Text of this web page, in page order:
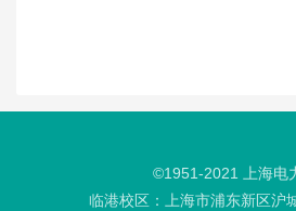
©1951-2021 上海电
临港校区：上海市浦东新区